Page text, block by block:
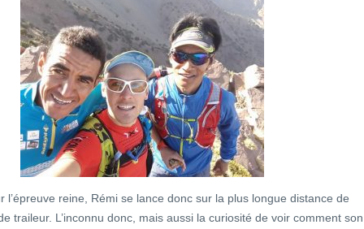
l’épreuve reine, Rémi se lance donc sur la plus longue distance de
traileur. L’inconnu donc, mais aussi la curiosité de voir comment son